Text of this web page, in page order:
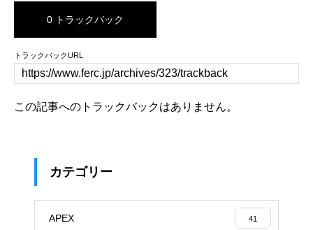
0 トラックバック
トラックバックURL
この記事へのトラックバックはありません。
カテゴリー
APEX 41